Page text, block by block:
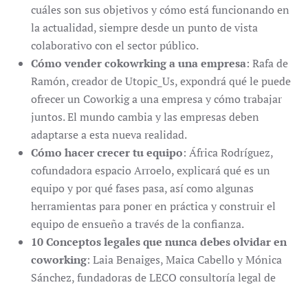
cuáles son sus objetivos y cómo está funcionando en
la actualidad, siempre desde un punto de vista
colaborativo con el sector público.
Cómo vender cokowrking a una empresa: Rafa de
Ramón, creador de Utopic_Us, expondrá qué le puede
ofrecer un Coworkig a una empresa y cómo trabajar
juntos. El mundo cambia y las empresas deben
adaptarse a esta nueva realidad.
Cómo hacer crecer tu equipo: África Rodríguez,
cofundadora espacio Arroelo, explicará qué es un
equipo y por qué fases pasa, así como algunas
herramientas para poner en práctica y construir el
equipo de ensueño a través de la confianza.
10 Conceptos legales que nunca debes olvidar en
coworking: Laia Benaiges, Maica Cabello y Mónica
Sánchez, fundadoras de LECO consultoría legal de